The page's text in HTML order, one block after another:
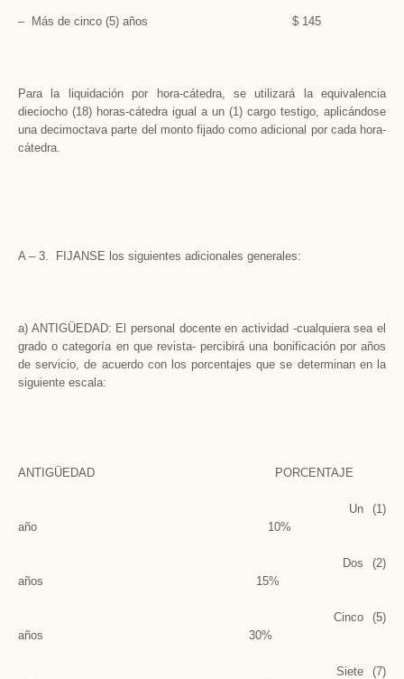
– Más de cinco (5) años $ 145
Para la liquidación por hora-cátedra, se utilizará la equivalencia
dieciocho (18) horas-cátedra igual a un (1) cargo testigo, aplicándose
una decimoctava parte del monto fijado como adicional por cada hora-
cátedra.
A – 3. FIJANSE los siguientes adicionales generales:
a) ANTIGÜEDAD: El personal docente en actividad -cualquiera sea el
grado o categoría en que revista- percibirá una bonificación por años
de servicio, de acuerdo con los porcentajes que se determinan en la
siguiente escala:
ANTIGÜEDAD PORCENTAJE
Un (1)
año 10%
Dos (2)
años 15%
Cinco (5)
años 30%
Siete (7)